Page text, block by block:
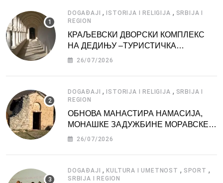
DOGAĐAJI , ISTORIJA I RELIGIJA , SRBIJA I
REGION
КРАЉЕВСКИ ДВОРСКИ КОМПЛЕКС
НА ДЕДИЊУ –ТУРИСТИЧКА
АТРАКЦИЈА
26/07/2026
DOGAĐAJI , ISTORIJA I RELIGIJA , SRBIJA I
REGION
ОБНОВА МАНАСТИРА НАМАСИЈА,
МОНАШКЕ ЗАДУЖБИНЕ МОРАВСКЕ
СРБИЈЕ
26/07/2026
DOGAĐAJI ,KULTURA I UMETNOST , SPORT ,
SRBIJA I REGION